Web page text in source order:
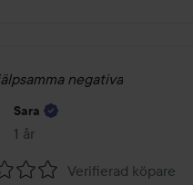
negativa
Sara
1 år
Inlägget skapades 1 år
Verifierad köpare